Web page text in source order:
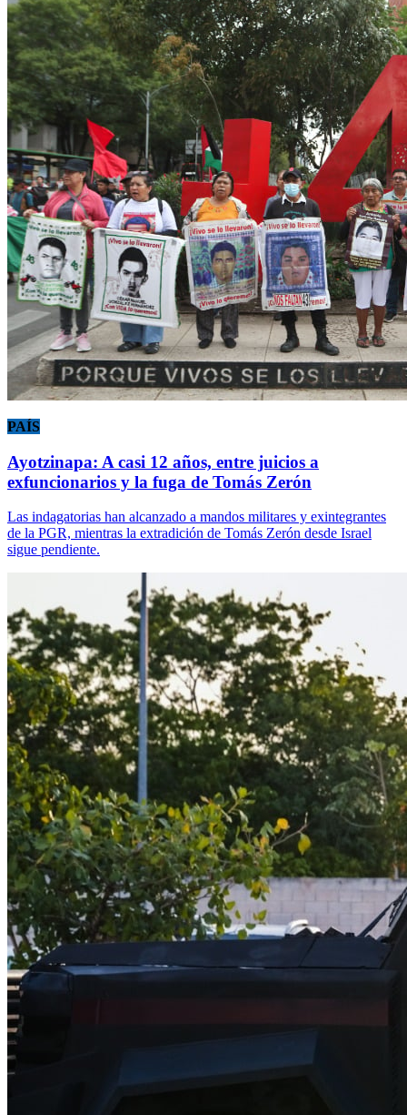
PAÍS
Ayotzinapa: A casi 12 años, entre juicios a
exfuncionarios y la fuga de Tomás Zerón
Las indagatorias han alcanzado a mandos militares y exintegrantes
de la PGR, mientras la extradición de Tomás Zerón desde Israel
sigue pendiente.